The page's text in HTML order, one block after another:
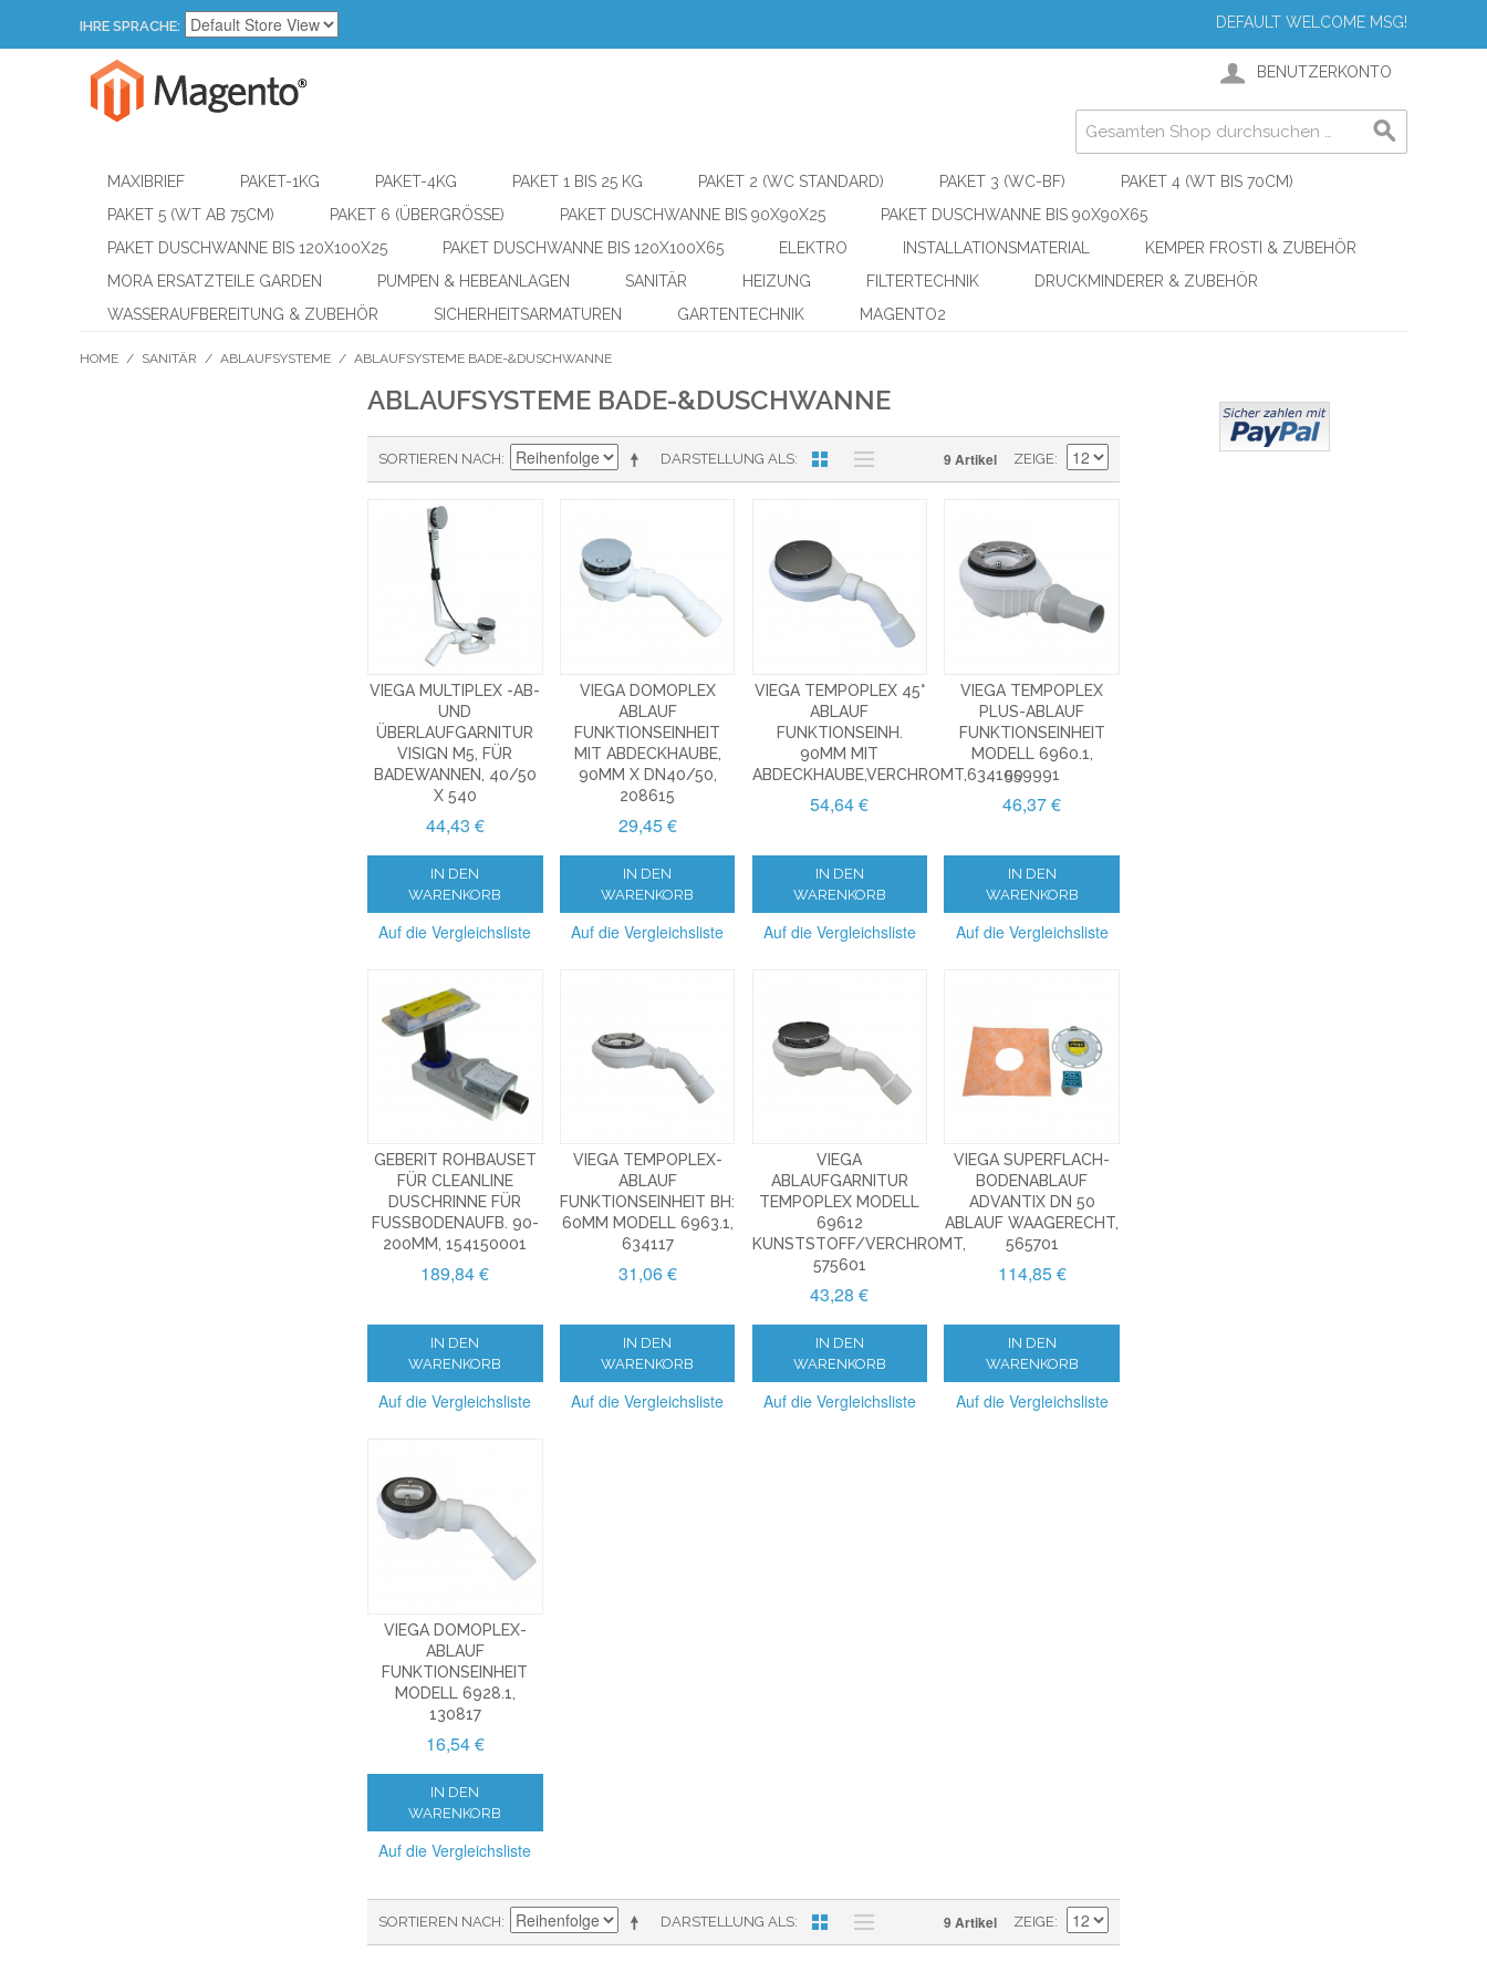
IHRE SPRACHE: DEFAULT WELCOME MSG!
BENUTZERKONTO
MAXIBRIEF PAKET-1KG PAKET-4KG PAKET 1 BIS 25 KG PAKET 2 (WC STANDARD) PAKET 3 (WC-BF)
PAKET 4 (WT BIS 70CM)
PAKET 5 (WT AB 75CM)
PAKET 6 (ÜBERGRÖSSE) PAKET DUSCHWANNE BIS 90X90X25
PAKET DUSCHWANNE BIS 90X90X65
PAKET DUSCHWANNE BIS 120X100X25
PAKET DUSCHWANNE BIS 120X100X65 ELEKTRO INSTALLATIONSMATERIAL
KEMPER FROSTI & ZUBEHÖR
MORA ERSATZTEILE GARDEN
PUMPEN & HEBEANLAGEN SANITÄR HEIZUNG FILTERTECHNIK
DRUCKMINDERER & ZUBEHÖR
WASSERAUFBEREITUNG & ZUBEHÖR
SICHERHEITSARMATUREN GARTENTECHNIK MAGENTO2
HOME / SANITÄR / ABLAUFSYSTEME / ABLAUFSYSTEME BADE-&DUSCHWANNE
ABLAUFSYSTEME BADE-&DUSCHWANNE
DARSTELLUNG ALS
SORTIEREN NACH 9 Artikel ZEIGE
VIEGA MULTIPLEX -AB-
UND
ÜBERLAUFGARNITUR
VISIGN M5, FÜR
BADEWANNEN, 40/50
X 540
44,43 €
IN DEN
WARENKORB
Auf die Vergleichsliste
VIEGA DOMOPLEX
ABLAUF
FUNKTIONSEINHEIT
MIT ABDECKHAUBE,
90MM X DN40/50,
208615
29,45 €
IN DEN
WARENKORB
Auf die Vergleichsliste
VIEGA TEMPOPLEX 45°
ABLAUF
FUNKTIONSEINH.
90MM MIT
ABDECKHAUBE,VERCHROMT,634100
54,64 €
IN DEN
WARENKORB
Auf die Vergleichsliste
VIEGA TEMPOPLEX
PLUS-ABLAUF
FUNKTIONSEINHEIT
MODELL 6960.1,
559991
46,37 €
IN DEN
WARENKORB
Auf die Vergleichsliste
GEBERIT ROHBAUSET
FÜR CLEANLINE
DUSCHRINNE FÜR
FUSSBODENAUFB. 90-2
00MM, 154150001
189,84 €
IN DEN
WARENKORB
Auf die Vergleichsliste
VIEGA TEMPOPLEX-
ABLAUF
FUNKTIONSEINHEIT BH:
60MM MODELL 6963.1,
634117
31,06 €
IN DEN
WARENKORB
Auf die Vergleichsliste
VIEGA
ABLAUFGARNITUR
TEMPOPLEX MODELL
69612
KUNSTSTOFF/VERCHROMT,
575601
43,28 €
IN DEN
WARENKORB
Auf die Vergleichsliste
VIEGA SUPERFLACH-
BODENABLAUF
ADVANTIX DN 50
ABLAUF WAAGERECHT,
565701
114,85 €
IN DEN
WARENKORB
Auf die Vergleichsliste
VIEGA DOMOPLEX-
ABLAUF
FUNKTIONSEINHEIT
MODELL 6928.1,
130817
16,54 €
IN DEN
WARENKORB
Auf die Vergleichsliste
DARSTELLUNG ALS
SORTIEREN NACH 9 Artikel ZEIGE